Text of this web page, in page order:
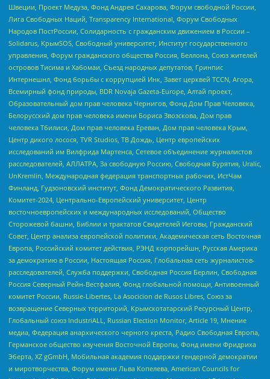
Швеции, Проект Медуза, Фонд Андрея Сахарова, Форум свободной России,
Лига Свободных Наций, Transparеncy International, Форум Свободных
Народов ПостРоссии, Солидарность с гражданским движением в России –
Solidarus, КрымSOS, Свободный университет, Институт государственного
управления, Форум гражданского общества Россия, Беллона, Союз жителей
островов Тисима и Хабомаи, Съезд народных депутатов, Гринпис
Интернешнл, Фонд борьбы с коррупцией Инк, Завет церквей TCCN, Агора,
Всемирный фонд природы, BDR Novaja Gazeta-Europe, Алтай проект,
Образовательный дом прав человека Чернигов, Фонд Дом Прав Человека,
Белорусский дом прав человека имени Бориса Звозскова, Дом прав
человека Тбилиси, Дом прав человека Ереван, Дом прав человека Крым,
Центр дикого лосося, TVR Studios, ТВ Дождь, Центр европейских
исследований им Вилфрида Мартенса, Сетевое объединение журналистов
расследователей, АЛЛАТРА, За свободную Россию, Свободная Бурятия, Uralic,
UnKremlin, Международная федерация транспортных рабочих, ИстЧам
Финланд, Гудзоновский институт, Фонд Демократического Развития,
Комитет-2024, Центрально-Европейский университет, Центр
восточноевропейских и международных исследований, Общество
Сторожевой башни, Библии и трактатов Свидетелей Иеговы, Гражданский
Совет, Центр анализа европейской политики, Академическая сеть Восточная
Европа, Российский комитет действия, РЭНД корпорейшн, Русская Америка
за демократию в России, Настоящая Россия, Глобальная сеть журналистов-
расследователей, Служба поддержки, Свободная Россия Берлин, Свободная
Россия Северный Рейн-Вестфалия, Фонд глобальной помощи, Антивоенный
комитет России, Russie-Libertes, La Asocicion de Rusos Libres, Союз за
возвращение Северных территорий, Крымскотатарский Ресурсный Центр,
Глобальный союз IndustriALL, Russian Election Monitor, Article 19, Мнение
медиа, Федерация анархического черного креста, Радио Свободная Европа,
Германское общество изучения Восточной Европы, Фонд имени Фридриха
Эберта, XZ gGmbH, Мобильная академия поддержки гендерной демократии
и миротворчества, Форум имени Льва Копелева, American Councils for